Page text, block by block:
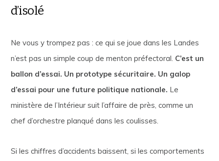
d’isolé
Ne vous y trompez pas : ce qui se joue dans les Landes
n’est pas un simple coup de menton préfectoral. C’est un
ballon d’essai. Un prototype sécuritaire. Un galop
d’essai pour une future politique nationale. Le
ministère de l’Intérieur suit l’affaire de près, comme un
chef d’orchestre planqué dans les coulisses.
Si les chiffres d’accidents baissent, si les comportements